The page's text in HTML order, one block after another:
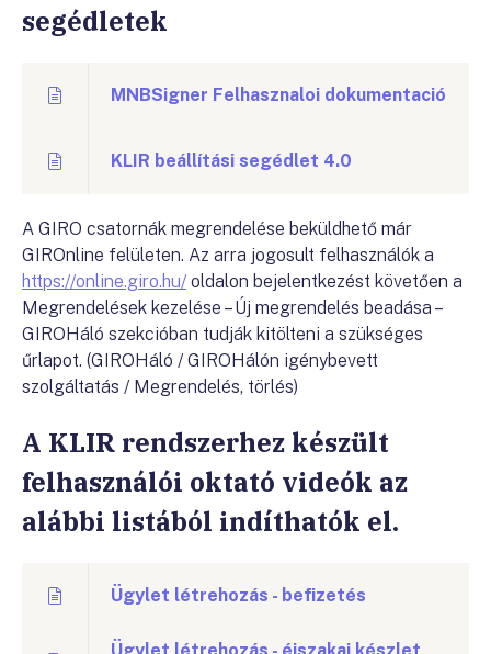
segédletek
MNBSigner Felhasznaloi dokumentació
KLIR beállítási segédlet 4.0
A GIRO csatornák megrendelése beküldhető már
GIROnline felületen. Az arra jogosult felhasználók a
https://online.giro.hu/ oldalon bejelentkezést követően a
Megrendelések kezelése – Új megrendelés beadása –
GIROHáló szekcióban tudják kitölteni a szükséges
űrlapot. (GIROHáló / GIROHálón igénybevett
szolgáltatás / Megrendelés, törlés)
A KLIR rendszerhez készült
felhasználói oktató videók az
alábbi listából indíthatók el.
Ügylet létrehozás - befizetés